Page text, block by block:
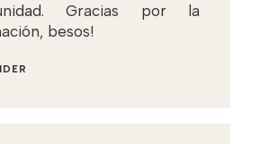
Gracias por la
besos!